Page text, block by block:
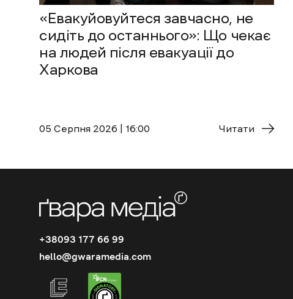
«Евакуйовуйтеся завчасно, не
сидіть до останнього»: Що чекає
на людей після евакуації до
Харкова
05 Cерпня 2026 | 16:00 Читати
+38093 177 66 99
hello@gwaramedia.com